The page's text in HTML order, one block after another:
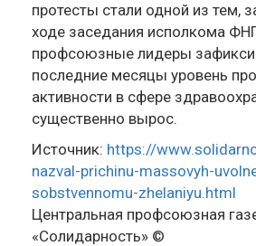
протесты стали одной из тем,
ходе заседания исполкома
профсоюзные лидеры
последние месяцы уровень
активности в сфере
существенно вырос.
Источник: https://
nazval-prichinu-massovyh-
sobstvennomu-zhelaniyu.html
Центральная профсоюзная
«Солидарность» ©